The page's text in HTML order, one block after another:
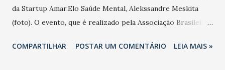
da Startup Amar.Elo Saúde Mental, Alekssandre Meskita
(foto). O evento, que é realizado pela Associação Brasileira
feira (4/4/2024), na Assembleia Legislativa do Ceará
COMPARTILHAR POSTAR UM COMENTÁRIO LEIA MAIS »